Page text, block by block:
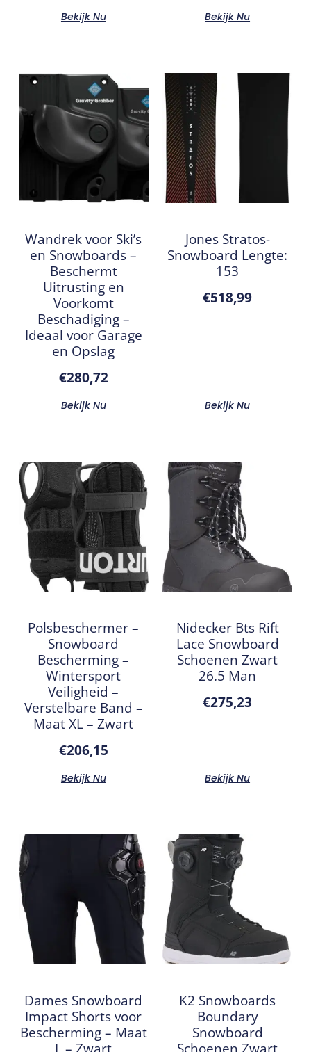
Bekijk Nu Bekijk Nu
Wandrek voor Ski’s
en Snowboards –
Beschermt
Uitrusting en
Voorkomt
Beschadiging –
Ideaal voor Garage
en Opslag
€280,72
Bekijk Nu
Jones Stratos-
Snowboard Lengte:
153
€518,99
Bekijk Nu
Polsbeschermer –
Snowboard
Bescherming –
Wintersport
Veiligheid –
Verstelbare Band –
Maat XL – Zwart
€206,15
Bekijk Nu
Nidecker Bts Rift
Lace Snowboard
Schoenen Zwart
26.5 Man
€275,23
Bekijk Nu
Dames Snowboard
Impact Shorts voor
Bescherming – Maat
L – Zwart
K2 Snowboards
Boundary
Snowboard
Schoenen Zwart